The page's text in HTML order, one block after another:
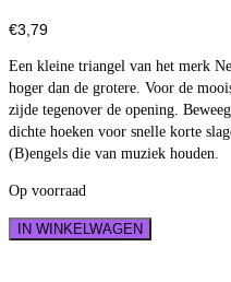
€3,79
Een kleine triangel van het merk
hoger dan de grotere. Voor de
zijde tegenover de opening.
dichte hoeken voor snelle korte
(B)engels die van muziek houden.
Op voorraad
Triangel
IN WINKELWAGEN